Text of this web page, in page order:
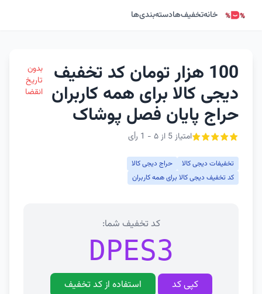
خانهتخفیف‌هادسته‌بندی‌ها
100 هزار تومان کد تخفیف
دیجی کالا برای همه کاربران
حراج پایان فصل پوشاک
امتیاز 5 از ۵ - 1 رأی
بدون
تاریخ
انقضا
تخفیفات دیجی کالا
حراج دیجی کالا
کد تخفیف دیجی کالا برای همه کاربران
کد تخفیف شما:
DPES3
کپی کد استفاده از کد تخفیف